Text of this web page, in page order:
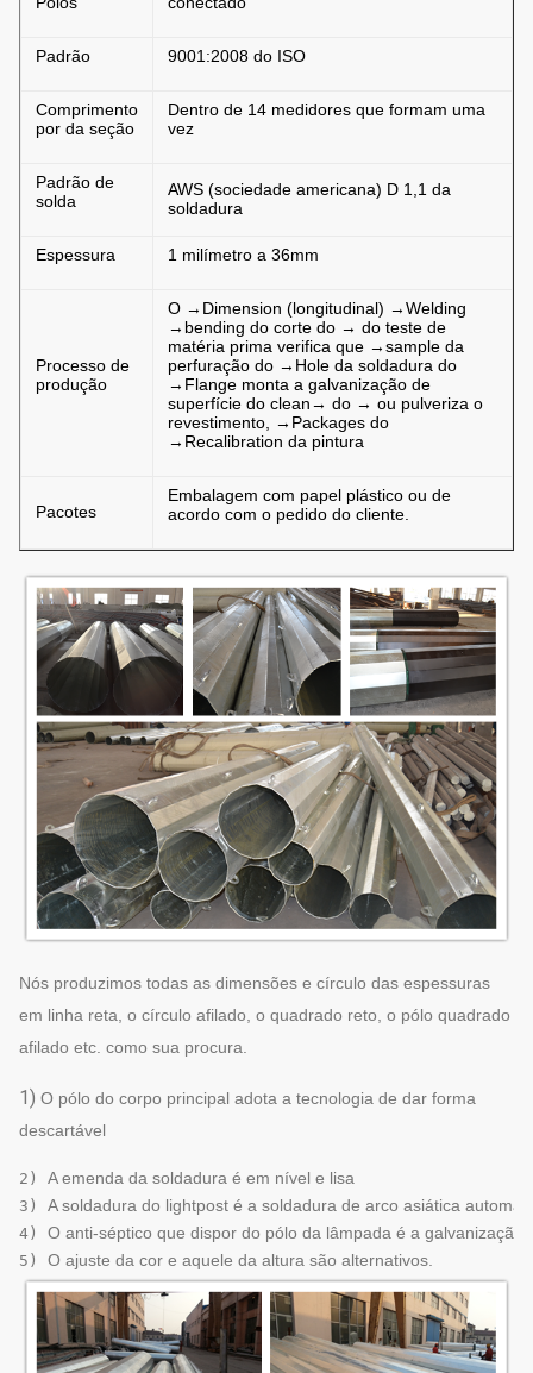
Padrão 9001:2008 do ISO
Comprimento
por da seção
Dentro de 14 medidores que formam uma
vez
Padrão de
solda
AWS (sociedade americana) D 1,1 da
soldadura
Espessura 1 milímetro a 36mm
Processo de
produção
O →Dimension (longitudinal) →Welding
→bending do corte do → do teste de
matéria prima verifica que →sample da
perfuração do →Hole da soldadura do
→Flange monta a galvanização de
superfície do clean→ do → ou pulveriza o
revestimento, →Packages do
→Recalibration da pintura
Pacotes
Embalagem com papel plástico ou de
acordo com o pedido do cliente.
Nós produzimos todas as dimensões e círculo das espessuras
em linha reta, o círculo afilado, o quadrado reto, o pólo quadrado
afilado etc. como sua procura.
1) O pólo do corpo principal adota a tecnologia de dar forma
descartável
2) A emenda da soldadura é em nível e lisa
3) A soldadura do lightpost é a soldadura de arco asiática
4) O anti-séptico que dispor do pólo da lâmpada é a galvanização
5) O ajuste da cor e aquele da altura são alternativos.